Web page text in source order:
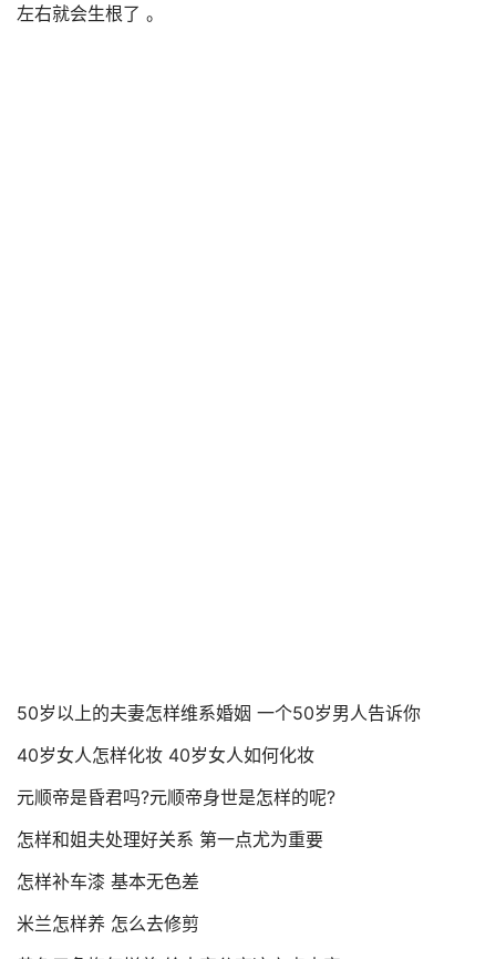
左右就会生根了 。
50岁以上的夫妻怎样维系婚姻 一个50岁男人告诉你
40岁女人怎样化妆 40岁女人如何化妆
元顺帝是昏君吗?元顺帝身世是怎样的呢?
怎样和姐夫处理好关系 第一点尤为重要
怎样补车漆 基本无色差
米兰怎样养 怎么去修剪